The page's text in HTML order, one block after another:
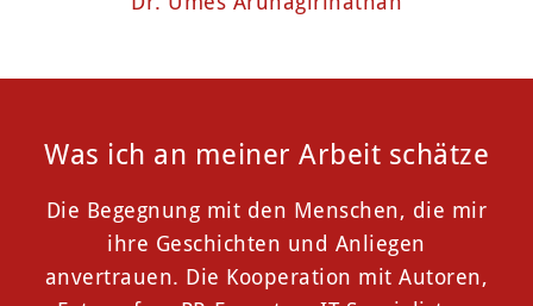
Was ich an meiner Arbeit schätze
Die Begegnung mit den Menschen, die mir
ihre Geschichten und Anliegen
anvertrauen. Die Kooperation mit Autoren,